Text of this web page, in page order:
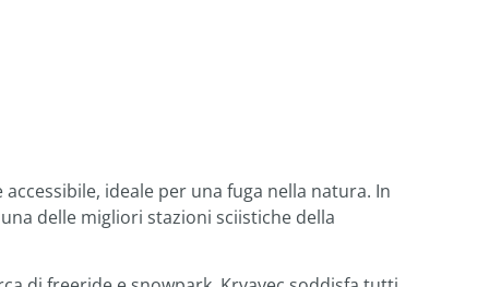
ideale per una fuga nella natura. In
delle migliori stazioni sciistiche della